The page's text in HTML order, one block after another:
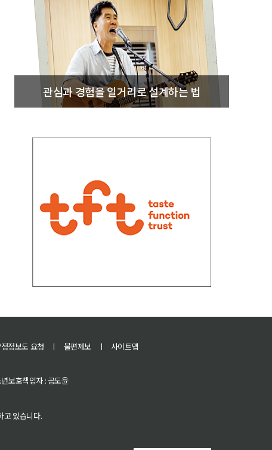
관심과 경험을 일거리로 설계하는 법
정보도 요청 ㅣ 불편제보 ㅣ
사이트맵
보호책임자 : 공도윤
고 있습니다.